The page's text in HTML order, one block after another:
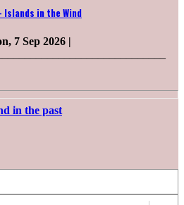
Islands in the Wind
7 Sep 2026 |
in the past